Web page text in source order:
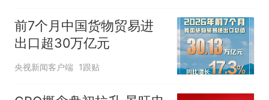
前7个月中国货物贸易进
出口超30万亿元
央视新闻客户端 1跟贴